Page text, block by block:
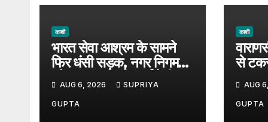
काशी
भारत सेवा आश्रम के सामने
फिर धंसी सड़क, नगर निगम
उठे सवाल, 7 दिन पहले हुई थी
मरम्मत
AUG 6, 2026 SUPRIYA
GUPTA
काशी
से
पर उठे
AUG
GUPTA